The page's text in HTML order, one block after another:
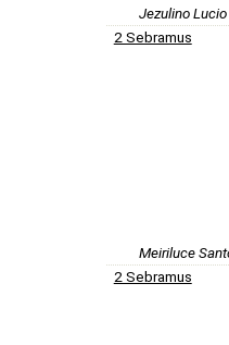
Jezulino
2 Sebramus
Meiriluce
2 Sebramus